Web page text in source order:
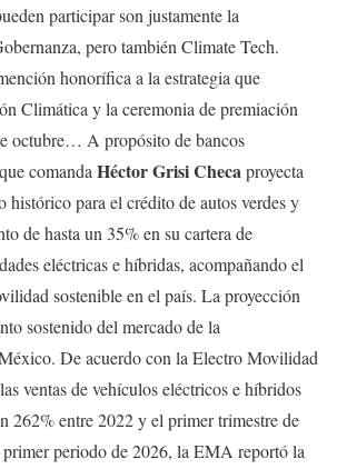
participar son justamente la
pero también Climate Tech.
honorífica a la estrategia que
Climática y la ceremonia de premiación
octubre… A propósito de bancos
que comanda Héctor Grisi Checaproyecta
histórico para el crédito de autos verdes y
de hasta un 35% en su cartera de
eléctricas e híbridas, acompañando el
sostenible en el país. La proyección
sostenido del mercado de la
De acuerdo con la Electro Movilidad
ventas de vehículos eléctricos e híbridos
262% entre 2022 y el primer trimestre de
periodo de 2026, la EMA reportó la